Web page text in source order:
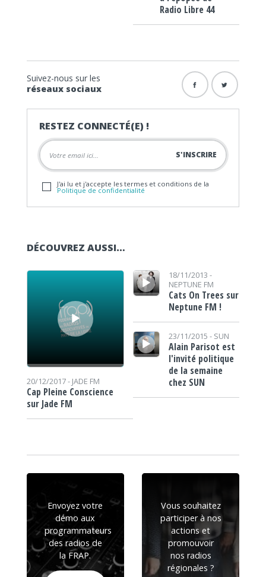
Radio Libre 44
Suivez-nous sur les
réseaux sociaux
RESTEZ CONNECTÉ(E) !
J'ai lu et j'accepte les termes et conditions de la
Politique de confidentialité
DÉCOUVREZ AUSSI…
Lecteur audio
20/12/2017 - JADE FM
Cap Pleine Conscience
sur Jade FM
Lecteur audio18/11/2013 -
NEPTUNE FM
Cats On Trees sur
Neptune FM !
Lecteur audio
23/11/2015 - SUN
Alain Parisot est
l'invité politique
de la semaine
chez SUN
Envoyez votre
démo aux
programmateurs
des radios de
la FRAP.
Vous souhaitez
participer à nos
actions et
promouvoir
nos radios
régionales ?